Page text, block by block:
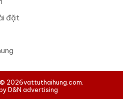
đặt
© 2026vattuthaihung.com.
D&N advertising